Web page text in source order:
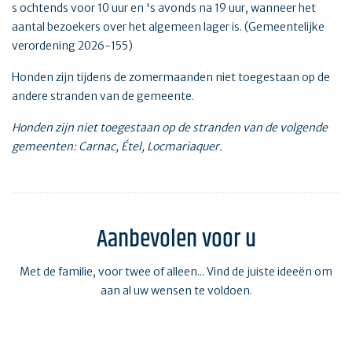
s ochtends voor 10 uur en 's avonds na 19 uur, wanneer het
aantal bezoekers over het algemeen lager is. (Gemeentelijke
verordening 2026-155)
Honden zijn tijdens de zomermaanden niet toegestaan op de
andere stranden van de gemeente.
Honden zijn niet toegestaan op de stranden van de volgende
gemeenten: Carnac, Étel, Locmariaquer.
Aanbevolen voor u
Met de familie, voor twee of alleen... Vind de juiste ideeën om
aan al uw wensen te voldoen.